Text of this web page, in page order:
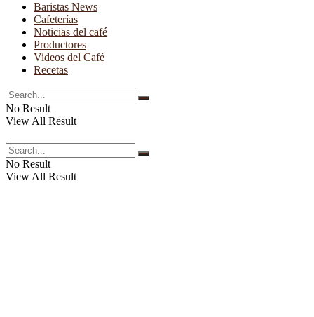
Baristas News
Cafeterías
Noticias del café
Productores
Videos del Café
Recetas
No Result
View All Result
No Result
View All Result